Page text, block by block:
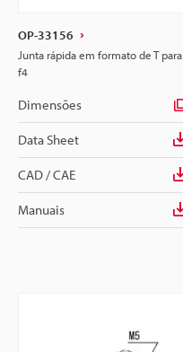
OP-33156
Junta rápida em formato de T para
f4
Dimensões
Data Sheet
CAD / CAE
Manuais